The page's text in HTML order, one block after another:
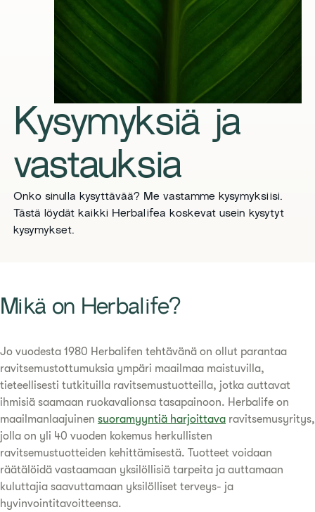
Kysymyksiä ja
vastauksia
Onko sinulla kysyttävää? Me vastamme kysymyksiisi.
Tästä löydät kaikki Herbalifea koskevat usein kysytyt
kysymykset.
Mikä on Herbalife?
Jo vuodesta 1980 Herbalifen tehtävänä on ollut parantaa
ravitsemustottumuksia ympäri maailmaa maistuvilla,
tieteellisesti tutkituilla ravitsemustuotteilla, jotka auttavat
ihmisiä saamaan ruokavalionsa tasapainoon. Herbalife on
maailmanlaajuinen suoramyyntiä harjoittava ravitsemusyritys,
jolla on yli 40 vuoden kokemus herkullisten
ravitsemustuotteiden kehittämisestä. Tuotteet voidaan
räätälöidä vastaamaan yksilöllisiä tarpeita ja auttamaan
kuluttajia saavuttamaan yksilölliset terveys- ja
hyvinvointitavoitteensa.